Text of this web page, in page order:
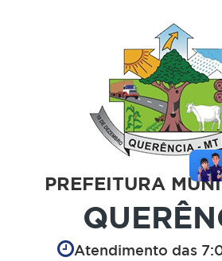
PREFEITURA
Atendimento das